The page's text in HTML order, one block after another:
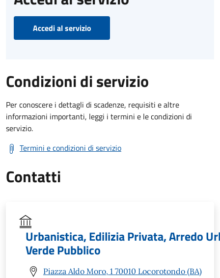
Accedi al servizio
Condizioni di servizio
Per conoscere i dettagli di scadenze, requisiti e altre
informazioni importanti, leggi i termini e le condizioni di
servizio.
Termini e condizioni di servizio
Contatti
Urbanistica, Edilizia Privata, Arredo
Verde Pubblico
Piazza Aldo Moro, 1 70010 Locorotondo (BA)